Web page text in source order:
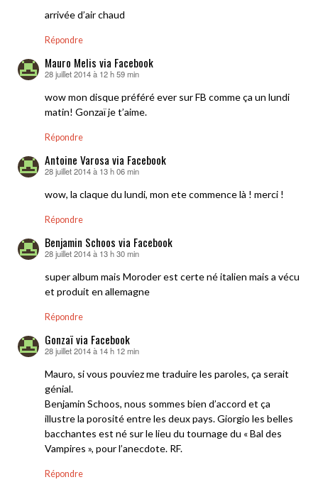
arrivée d’air chaud
Répondre
Mauro Melis via Facebook
dit :
28 juillet 2014 à 12 h 59 min
wow mon disque préféré ever sur FB comme ça un lundi
matin! Gonzaï je t’aime.
Répondre
Antoine Varosa via Facebook
dit :
28 juillet 2014 à 13 h 06 min
wow, la claque du lundi, mon ete commence là ! merci !
Répondre
Benjamin Schoos via Facebook
dit :
28 juillet 2014 à 13 h 30 min
super album mais Moroder est certe né italien mais a vécu
et produit en allemagne
Répondre
Gonzaï via Facebook
dit :
28 juillet 2014 à 14 h 12 min
Mauro, si vous pouviez me traduire les paroles, ça serait
génial.
Benjamin Schoos, nous sommes bien d’accord et ça
illustre la porosité entre les deux pays. Giorgio les belles
bacchantes est né sur le lieu du tournage du « Bal des
Vampires », pour l’anecdote. RF.
Répondre